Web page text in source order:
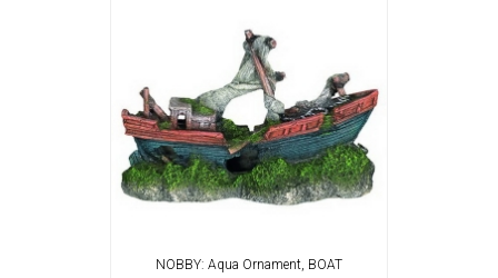
NOBBY: Aqua Ornament, BOAT